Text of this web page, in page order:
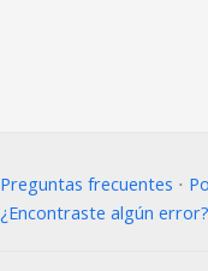
Preguntas frecuentes ⋅
¿Encontraste algún